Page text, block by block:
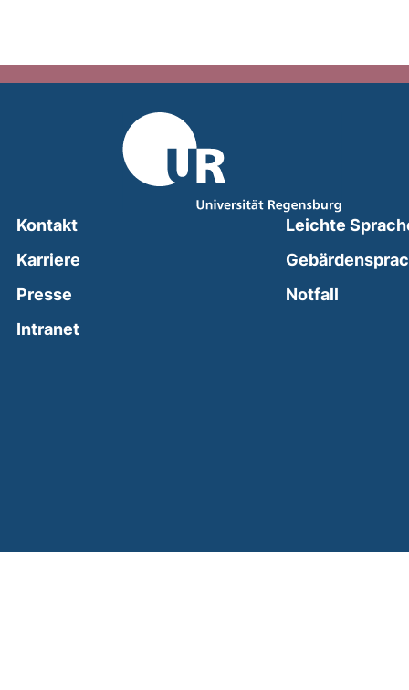
Kontakt
Karriere
Presse
Intranet(external link, opens in a new window)
Leichte
Notfall